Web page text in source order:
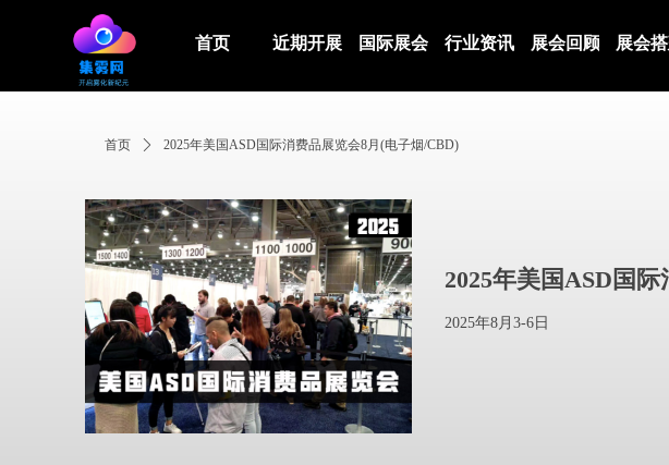
首页 近期开展 国际展会 行业资讯 展会回顾 展会
首页 ꄲ 2025年美国ASD国际消费品展览会8月(电子烟/CBD)
2025年美国ASD国
2025年8月3-6日